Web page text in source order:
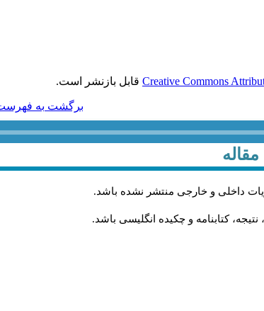
Creative Commons قابل بازنشر است.
برگشت به
داخلی و خارجی منتشر نشده باشد.
کتابنامه و چکیده انگلیسی باشد.